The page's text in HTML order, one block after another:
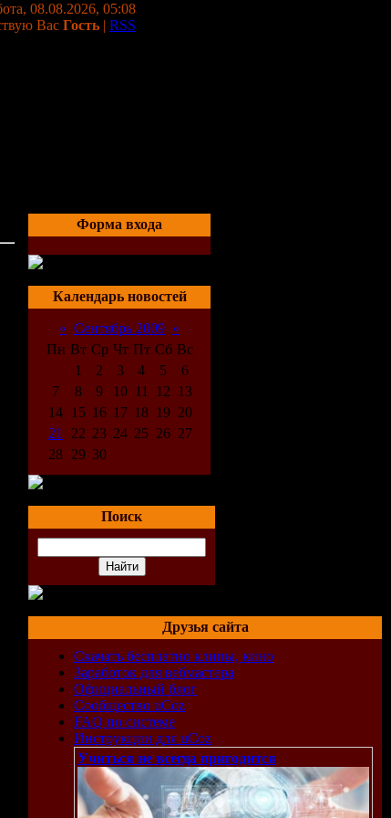
08.08.2026, 05:08
Вас Гость | RSS
Форма входа
Календарь новостей
« Сентябрь 2009 »
Пн Вт Ср Чт Пт Сб Вс
1
2 3 4 5
6
7
8 9 10 11 12
13
14
15 16 17 18 19 20
21
22 23 24 25 26 27
28 29 30
Поиск
Друзья сайта
Скачать бесплатно клипы, кино
Заработок для вебмастера
Официальный блог
Сообщество uCoz
FAQ по системе
Инструкции для uCoz
Учиться не всегда пригодится